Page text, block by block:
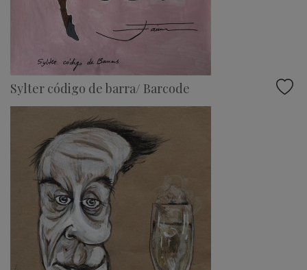
Sylter código de barra/ Barcode